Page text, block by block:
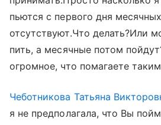
пьются с первого дня
отсутствуют.Что делать?Или
пить, а месячные потом
огромное, что помагаете
Чеботникова Татьяна
я не предполагала, что Вы